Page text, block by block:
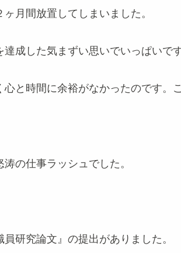
月間放置してしまいました。
成した気まずい思いでいっぱいです
と時間に余裕がなかったのです。
の仕事ラッシュでした。
研究論文』の提出がありました。